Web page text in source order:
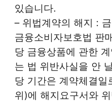
있습니다.
– 위법계약의 해지 :
금융소비자보호법 판
당 금융상품에 관한
는 법 위반사실을 안
당 기간은 계약체결일
위)에 해지요구서와